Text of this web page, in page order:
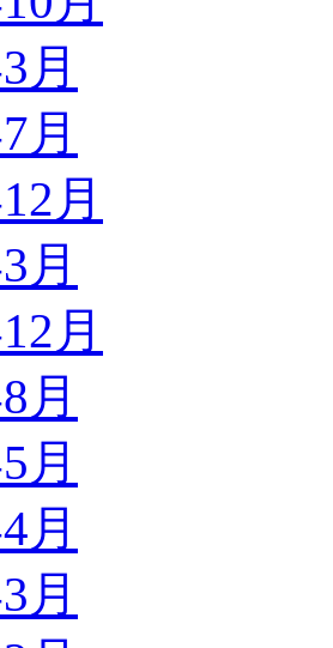
月
月
月
月
月
月
月
月
月